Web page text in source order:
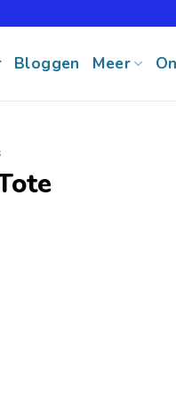
Bloggen Meer